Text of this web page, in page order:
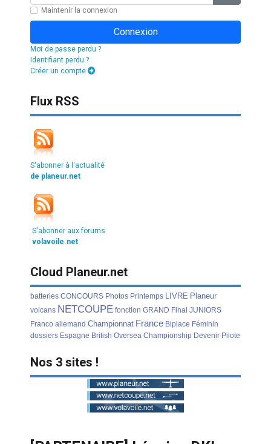
Afficher
Maintenir la connexion
Connexion
Mot de passe perdu ?
Identifiant perdu ?
Créer un compte
Flux RSS
S'abonner à l'actualité
de planeur.net
S'abonner aux forums
volavoile.net
Cloud Planeur.net
batteries CONCOURS Photos Printemps LIVRE Planeur
volcans NETCOUPE fonction GRAND Final JUNIORS
Franco allemand Championnat France Biplace Féminin
dossiers Espagne British Oversea Championship Devenir Pilote
Nos 3 sites !